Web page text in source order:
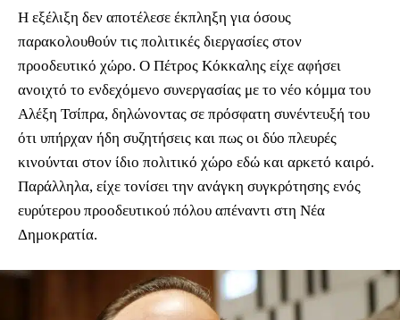
Η εξέλιξη δεν αποτέλεσε έκπληξη για όσους
παρακολουθούν τις πολιτικές διεργασίες στον
προοδευτικό χώρο. Ο Πέτρος Κόκκαλης είχε αφήσει
ανοιχτό το ενδεχόμενο συνεργασίας με το νέο κόμμα του
Αλέξη Τσίπρα, δηλώνοντας σε πρόσφατη συνέντευξή του
ότι υπήρχαν ήδη συζητήσεις και πως οι δύο πλευρές
κινούνται στον ίδιο πολιτικό χώρο εδώ και αρκετό καιρό.
Παράλληλα, είχε τονίσει την ανάγκη συγκρότησης ενός
ευρύτερου προοδευτικού πόλου απέναντι στη Νέα
Δημοκρατία.